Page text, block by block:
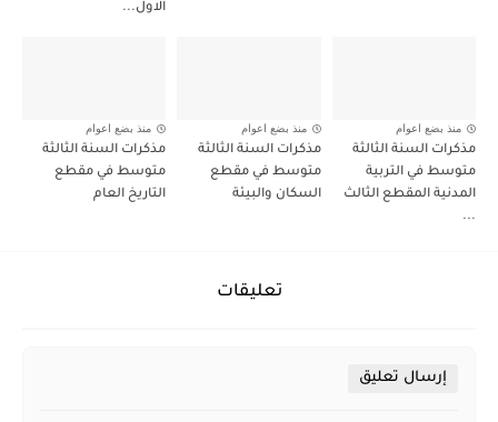
الاول...
منذ بضع اعوام
مذكرات السنة الثالثة
متوسط في التربية
المدنية المقطع الثالث
...
منذ بضع اعوام
مذكرات السنة الثالثة
متوسط في مقطع
السكان والبيئة
منذ بضع اعوام
مذكرات السنة الثالثة
متوسط في مقطع
التاريخ العام
تعليقات
إرسال تعليق